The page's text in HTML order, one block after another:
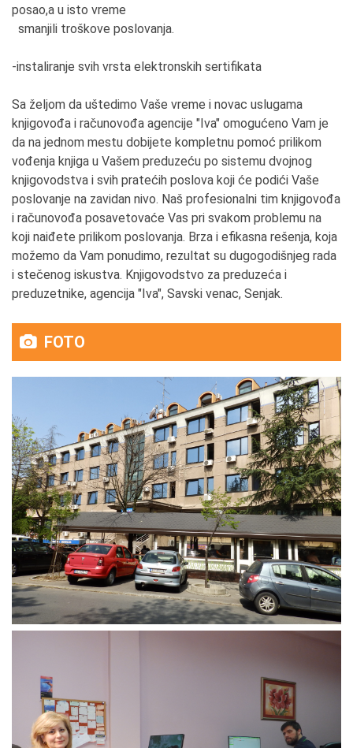
posao,a u isto vreme
smanjili troškove poslovanja.
-instaliranje svih vrsta elektronskih sertifikata
Sa željom da uštedimo Vaše vreme i novac uslugama
knjigovođa i računovođa agencije "Iva" omogućeno Vam je
da na jednom mestu dobijete kompletnu pomoć prilikom
vođenja knjiga u Vašem preduzeću po sistemu dvojnog
knjigovodstva i svih pratećih poslova koji će podići Vaše
poslovanje na zavidan nivo. Naš profesionalni tim knjigovođa
i računovođa posavetovaće Vas pri svakom problemu na
koji naiđete prilikom poslovanja. Brza i efikasna rešenja, koja
možemo da Vam ponudimo, rezultat su dugogodišnjeg rada
i stečenog iskustva. Knjigovodstvo za preduzeća i
preduzetnike, agencija "Iva", Savski venac, Senjak.
FOTO